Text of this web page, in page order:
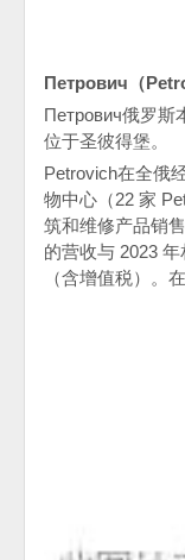
Петрович （
Петрович俄罗斯
位于圣彼得堡。
Petrovich在全俄
物中心（22 家
筑和维修产品销
的营收与 2023 年
（含增值税）。